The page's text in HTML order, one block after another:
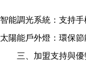
智能調光系統：支持手
太陽能戶外燈：環保節
三、加盟支持與優